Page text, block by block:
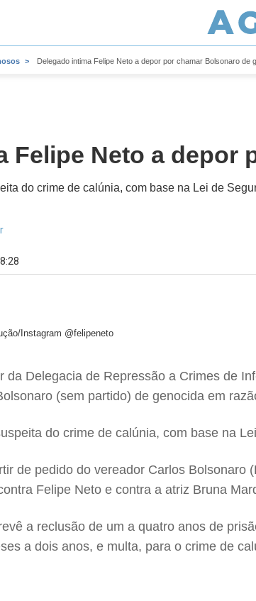
Delegado intima Felipe Neto a depor por chamar Bolsonaro de
Felipe Neto a
do crime de calúnia, com base na Lei de
Instagram @felipeneto
da Delegacia de Repressão a Crimes de
(sem partido) de genocida em
do crime de calúnia, com base na
de pedido do vereador Carlos
Felipe Neto e contra a atriz Bruna
a reclusão de um a quatro anos de
a dois anos, e multa, para o crime de